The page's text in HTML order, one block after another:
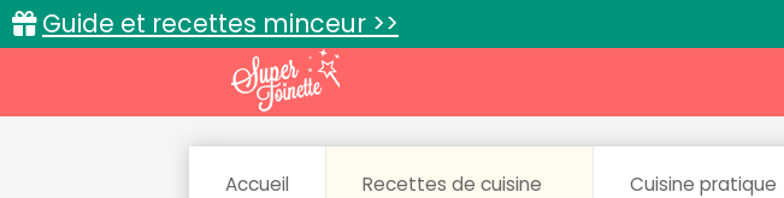
Guide et recettes minceur >>
Accueil Recettes de cuisine Cuisine pratique